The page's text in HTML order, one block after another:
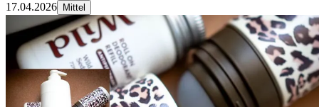
17.04.2026 Mittel